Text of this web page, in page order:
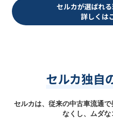
セルカが選ばれ
詳しくは
セルカ独自
セルカは、従来の中古車流通
なくし、ムダな